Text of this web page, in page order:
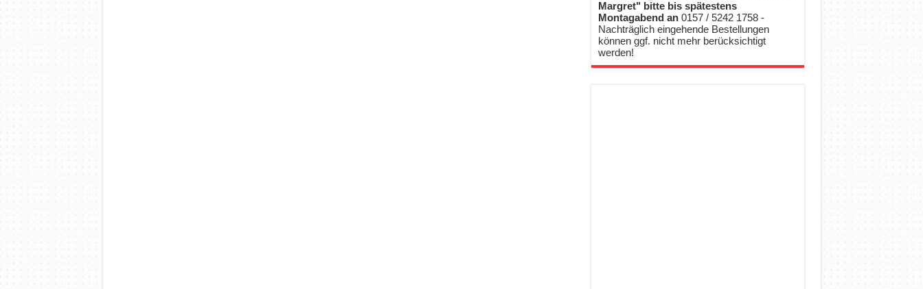
Margret" bitte bis spätestens
Montagabend an 0157 / 5242 1758 -
Nachträglich eingehende Bestellungen
können ggf. nicht mehr berücksichtigt
werden!